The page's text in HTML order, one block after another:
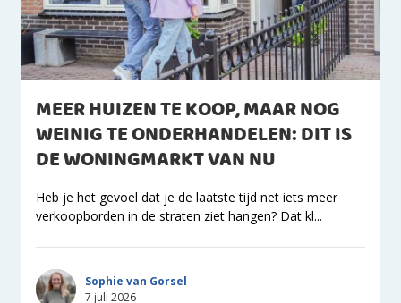
MEER HUIZEN TE KOOP, MAAR NOG
WEINIG TE ONDERHANDELEN: DIT IS
DE WONINGMARKT VAN NU
Heb je het gevoel dat je de laatste tijd net iets meer
verkoopborden in de straten ziet hangen? Dat kl...
Sophie van Gorsel
7 juli 2026